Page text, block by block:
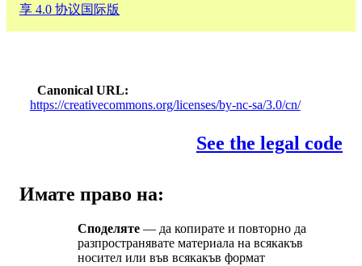
享 4.0 协议国际版
Canonical URL
https://creativecommons.org/licenses/by-nc-sa/3.0/cn/
See the legal code
Имате право на:
Споделяте — да копирате и повторно да
разпространявате материала на всякакъв
носител или във всякакъв формат